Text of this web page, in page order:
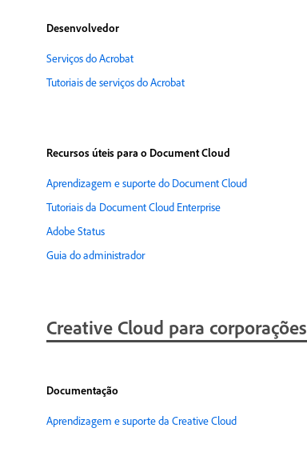
Desenvolvedor
Serviços do Acrobat
Tutoriais de serviços do Acrobat
Recursos úteis para o Document Cloud
Aprendizagem e suporte do Document Cloud
Tutoriais da Document Cloud Enterprise
Adobe Status
Guia do administrador
Creative Cloud para corporações
Documentação
Aprendizagem e suporte da Creative Cloud